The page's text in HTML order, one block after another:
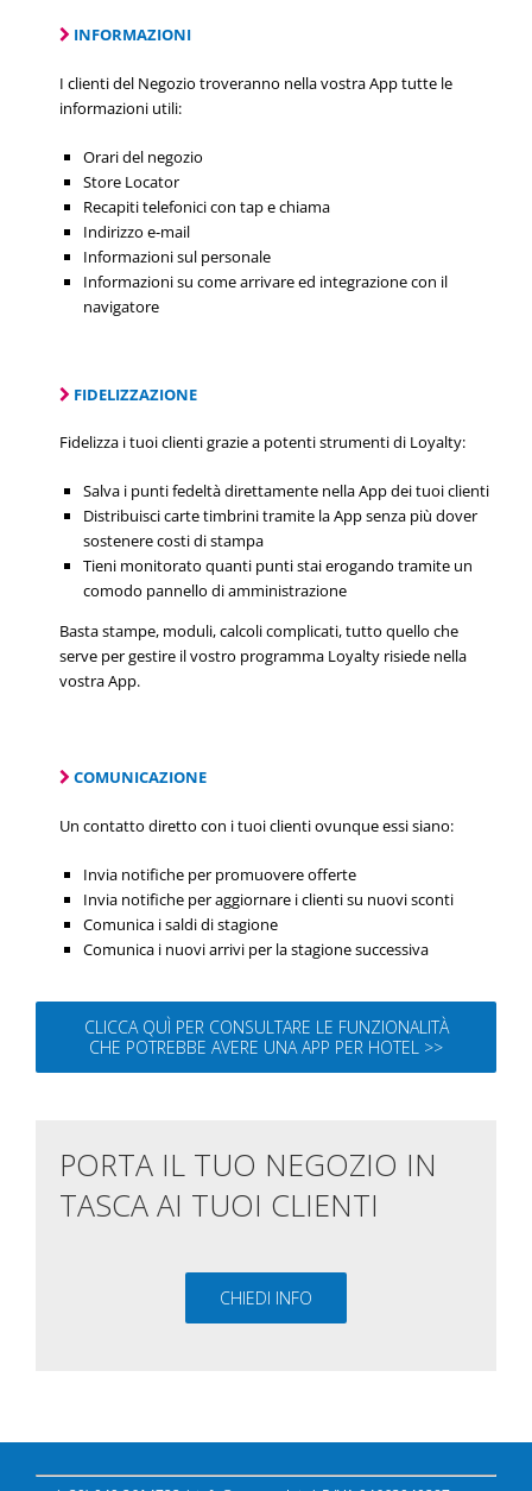
INFORMAZIONI
I clienti del Negozio troveranno nella vostra App tutte le
informazioni utili:
Orari del negozio
Store Locator
Recapiti telefonici con tap e chiama
Indirizzo e-mail
Informazioni sul personale
Informazioni su come arrivare ed integrazione con il
navigatore
FIDELIZZAZIONE
Fidelizza i tuoi clienti grazie a potenti strumenti di Loyalty:
Salva i punti fedeltà direttamente nella App dei tuoi clienti
Distribuisci carte timbrini tramite la App senza più dover
sostenere costi di stampa
Tieni monitorato quanti punti stai erogando tramite un
comodo pannello di amministrazione
Basta stampe, moduli, calcoli complicati, tutto quello che
serve per gestire il vostro programma Loyalty risiede nella
vostra App.
COMUNICAZIONE
Un contatto diretto con i tuoi clienti ovunque essi siano:
Invia notifiche per promuovere offerte
Invia notifiche per aggiornare i clienti su nuovi sconti
Comunica i saldi di stagione
Comunica i nuovi arrivi per la stagione successiva
CLICCA QUÌ PER CONSULTARE LE FUNZIONALITÀ
CHE POTREBBE AVERE UNA APP PER HOTEL >>
PORTA IL TUO NEGOZIO IN
TASCA AI TUOI CLIENTI
CHIEDI INFO